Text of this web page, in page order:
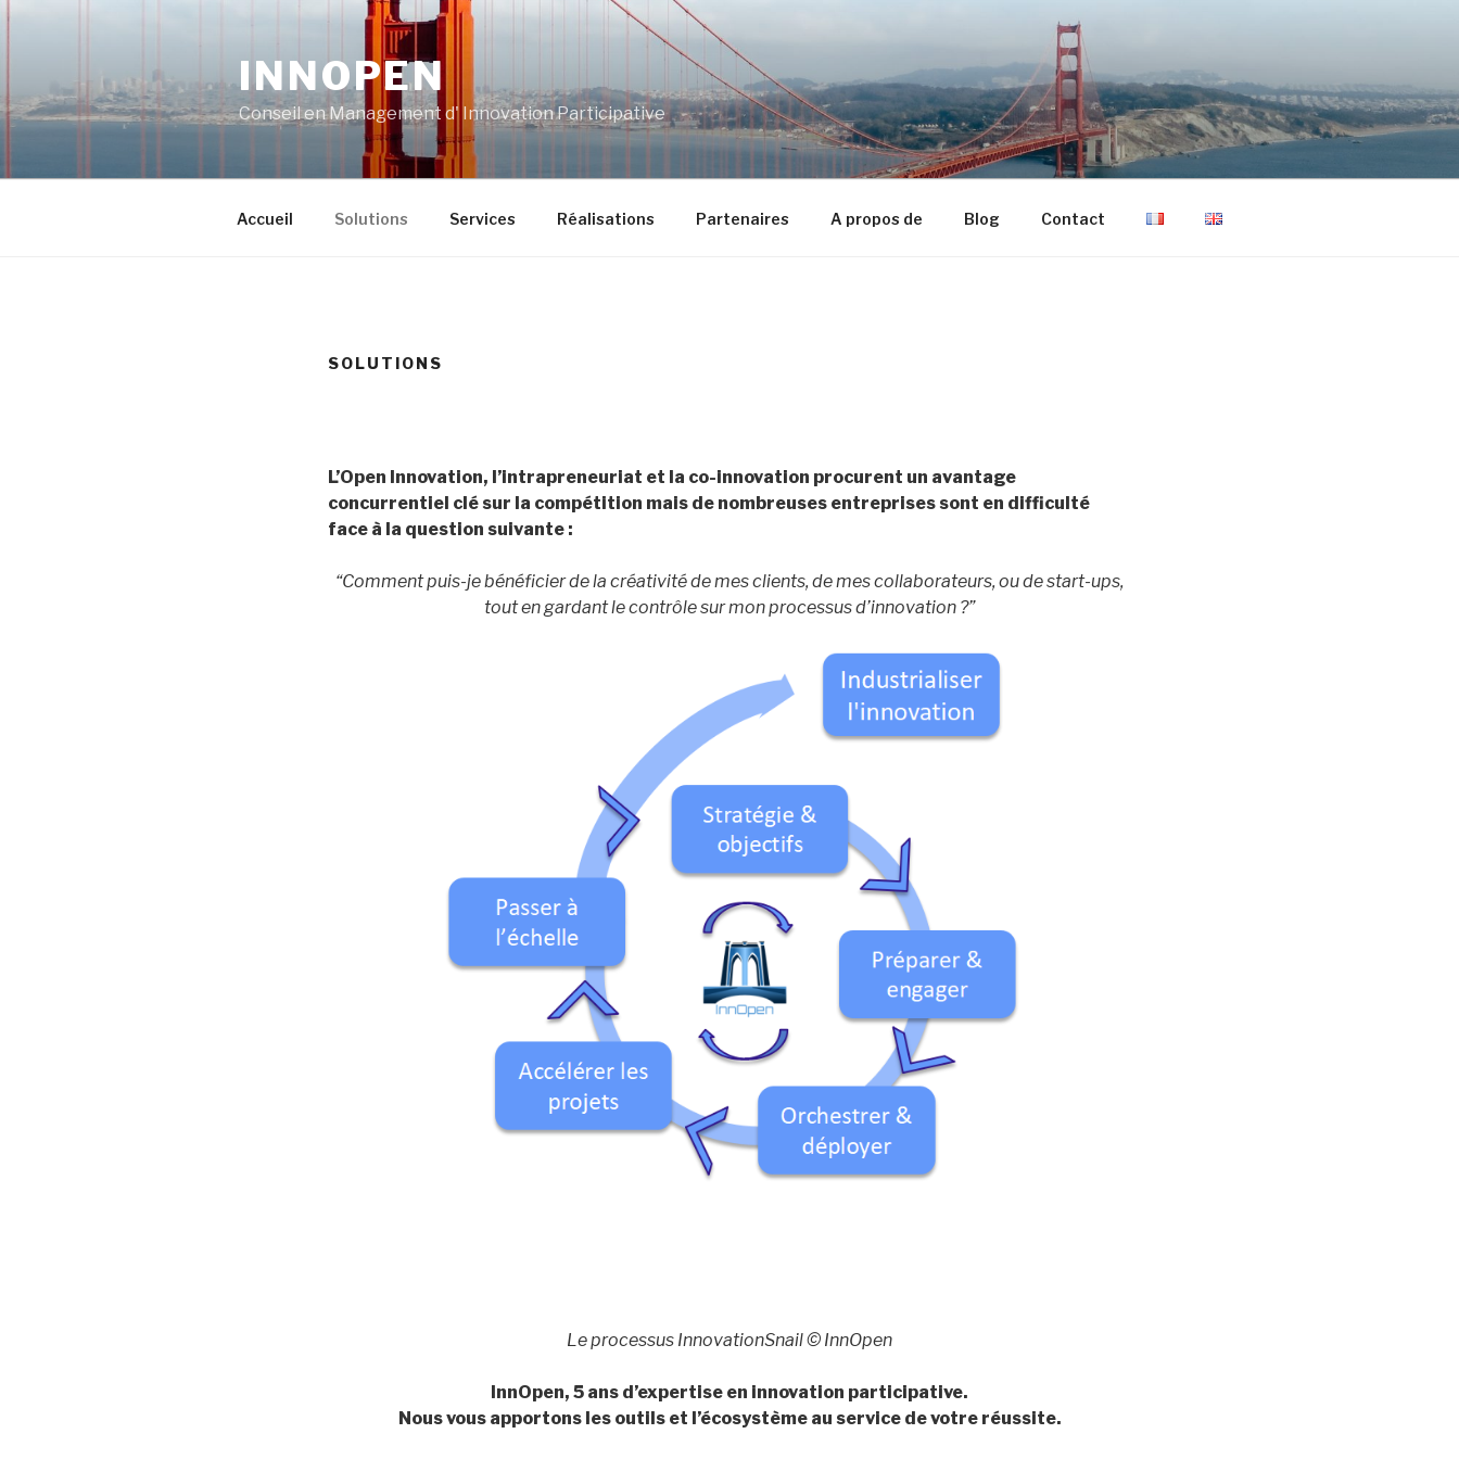
Aller
principal
INNOPEN
Conseil en Management d' Innovation Participative
Accueil Solutions Services Réalisations Partenaires A propos de Blog Contact
SOLUTIONS
L’Open Innovation, l’intrapreneuriat et la co-innovation procurent un avantage
concurrentiel clé sur la compétition mais de nombreuses entreprises sont en difficulté
face à la question suivante :
“Comment puis-jebénéficier dela créativité de mes clients, de mescollaborateurs, ou de start-ups,
tout en gardant le contrôle sur mon processus d’innovation ?”
Le processus InnovationSnail © InnOpen
InnOpen, 5 ans d’expertise en innovation participative.
Nousvous apportons les outils et l’écosystème au service de votre réussite.